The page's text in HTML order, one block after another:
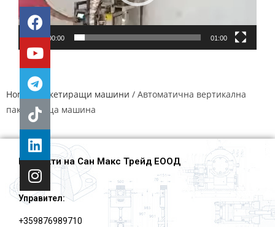
00:00 01:00
Home /Пакетиращи машини / Автоматична вертикална
пакетираща машина
Контакти на Сан Макс Трейд ЕООД
Управител:
+359876989710